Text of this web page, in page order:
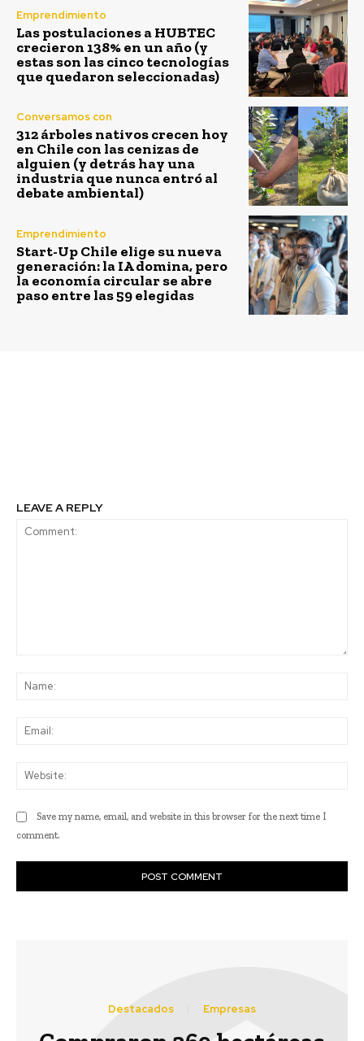
Emprendimiento
Las postulaciones a HUBTEC
crecieron 138% en un año (y
estas son las cinco tecnologías
que quedaron seleccionadas)
Conversamos con
312 árboles nativos crecen hoy
en Chile con las cenizas de
alguien (y detrás hay una
industria que nunca entró al
debate ambiental)
Emprendimiento
Start-Up Chile elige su nueva
generación: la IA domina, pero
la economía circular se abre
paso entre las 59 elegidas
LEAVE A REPLY
Save my name, email, and website in this browser for the next time I
comment.